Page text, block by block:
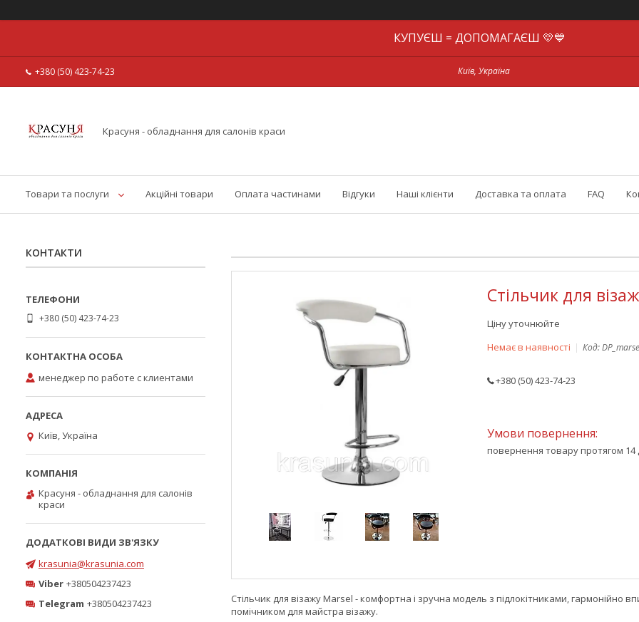
КУПУЄШ = ДОПОМАГАЄШ 💛💙
+380 (50) 423-74-23 Київ, Україна
Красуня - обладнання для салонів краси
Товари та послуги Акційні товари Оплата частинами Відгуки Наші клієнти Доставка та оплата FAQ
Стільчик для
Ціну уточнюйте
Немає в наявності
Код:
+380 (50) 423-74-23
повернення товару протягом 14
Стільчик для візажу Marsel - комфортна і зручна модель з підлокітниками, гармонійно
помічником для майстра візажу.
КОНТАКТИ
+380 (50) 423-74-23
менеджер по работе с клиентами
Київ, Україна
Красуня - обладнання для салонів
краси
krasunia@krasunia.com
Viber +380504237423
Telegram +380504237423